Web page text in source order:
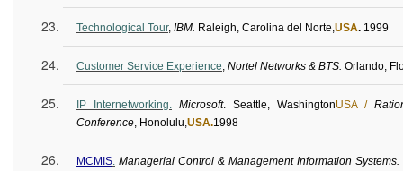
Technological Tour, IBM. Raleigh, Carolina del Norte, USA. 1999
Customer Service Experience Nortel Networks & BTS. Orlando,
IP Internetworking. Microsoft. Seattle, WashingtonUSA /
Conference , Honolulu, USA.1998
MCMIS Managerial Control & Management Information